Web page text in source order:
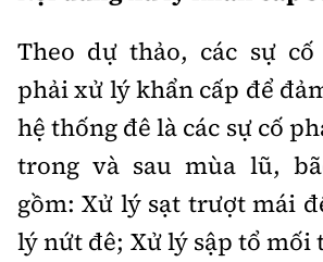
Nhà thầu
Mời thầu - Đấu thầu
Thi viết về GTVT
Gương sáng giao thông
Hậu trường sao
360 độ thể thao
Sản phẩm mới
Tư vấn
Thế giới
Thời sự Quốc tế
Hồ sơ tài liệu
Thế giới giao thông
Thế giới xây dựng
Đi ++
Du lịch
Khám phá
Lối sống
Video
Thời sự
Khám phá
Theo dự thảo, các sự
phải xử lý khẩn cấp để
hệ thống đê là các sự cố
trong và sau mùa lũ,
gồm: Xử lý sạt trượt mái
lý nứt đê; Xử lý sập tổ mối